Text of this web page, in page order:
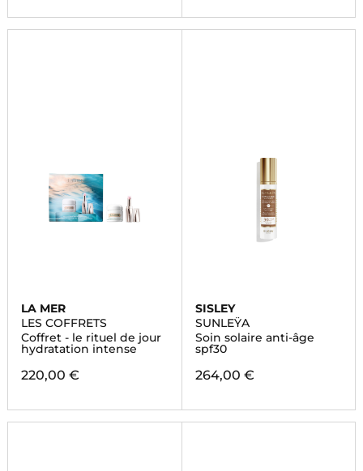
LA MER
LES COFFRETS
Coffret - le rituel de jour
hydratation intense
220,00 €
SISLEY
SUNLEŸA
Soin solaire anti-âge
spf30
264,00 €